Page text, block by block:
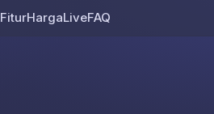
FiturHargaLiveFAQ